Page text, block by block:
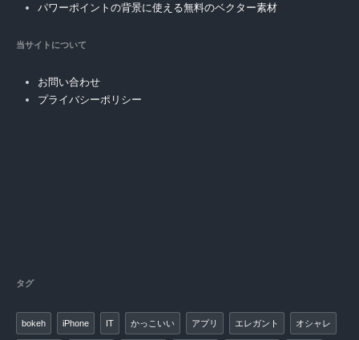
パワーポイントの背景に使える無料のベクター素材
当サイトについて
お問い合わせ
プライバシーポリシー
タグ
bokeh iPhone IT かっこいい アプリ エレガント オシャレ